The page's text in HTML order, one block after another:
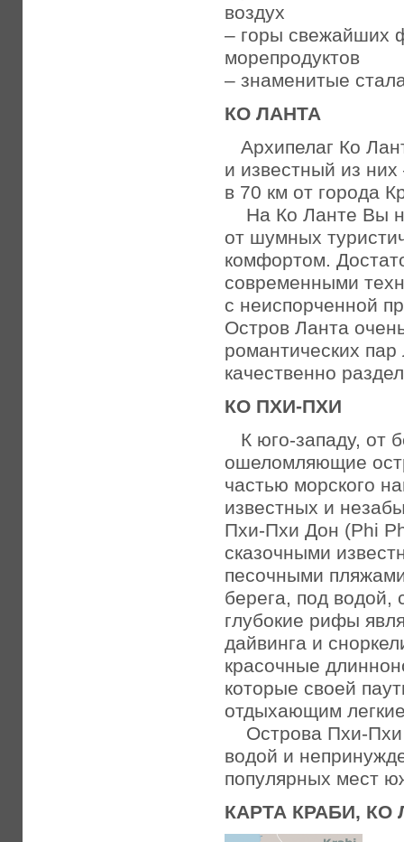
воздух
– горы свежайших
морепродуктов
– знаменитые
КО ЛАНТА
Архипелаг Ко
и известный из
в 70 км от города
На Ко Ланте Вы
от шумных
комфортом.
современными
с неиспорченной
Остров Ланта
романтических
качественно
КО ПХИ-ПХИ
К юго-западу, от
ошеломляющие
частью морского
известных и
Пхи-Пхи Дон (Phi
сказочными
песочными
берега, под
глубокие рифы
дайвинга и
красочные
которые своей
отдыхающим
Острова Пхи-Пхи
водой и
популярных мест
КАРТА КРАБИ, КО